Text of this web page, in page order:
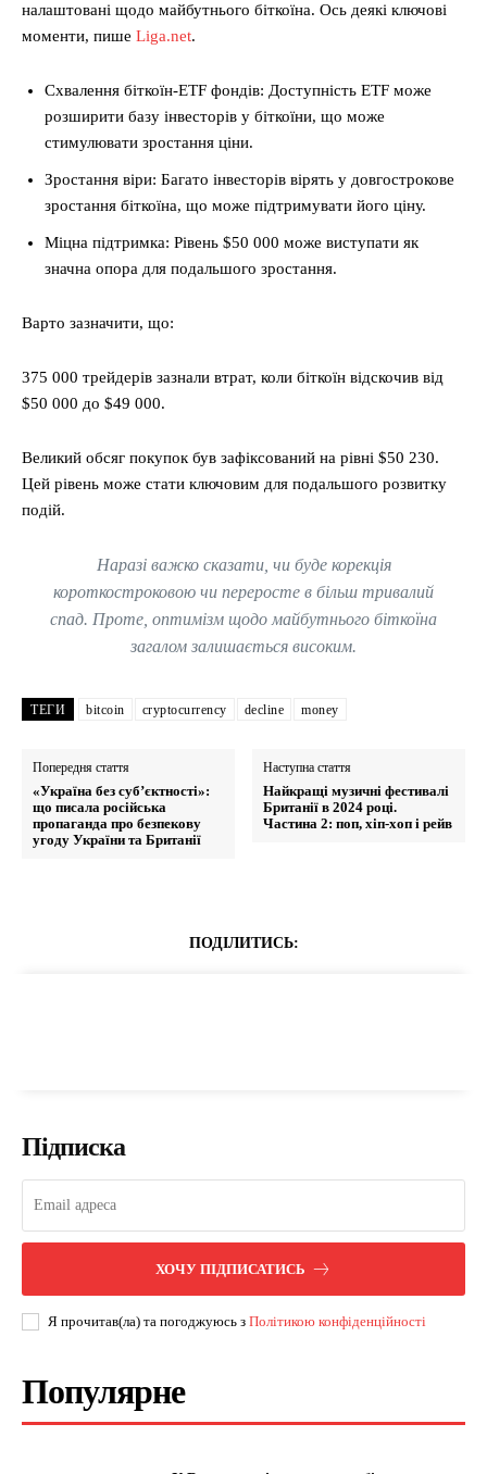
налаштовані щодо майбутнього біткоїна. Ось деякі ключові
моменти, пише Liga.net.
Схвалення біткоїн-ETF фондів: Доступність ETF може
розширити базу інвесторів у біткоїни, що може
стимулювати зростання ціни.
Зростання віри: Багато інвесторів вірять у довгострокове
зростання біткоїна, що може підтримувати його ціну.
Міцна підтримка: Рівень $50 000 може виступати як
значна опора для подальшого зростання.
Варто зазначити, що:
375 000 трейдерів зазнали втрат, коли біткоїн відскочив від
$50 000 до $49 000.
Великий обсяг покупок був зафіксований на рівні $50 230.
Цей рівень може стати ключовим для подальшого розвитку
подій.
Наразі важко сказати, чи буде корекція
короткостроковою чи переросте в більш тривалий
спад. Проте, оптимізм щодо майбутнього біткоїна
загалом залишається високим.
ТЕГИ bitcoin cryptocurrency decline money
Попередня стаття
«Україна без суб’єктності»:
що писала російська
пропаганда про безпекову
угоду України та Британії
Наступна стаття
Найкращі музичні фестивалі
Британії в 2024 році.
Частина 2: поп, хіп-хоп і рейв
ПОДІЛИТИСЬ:
Підписка
ХОЧУ ПІДПИСАТИСЬ
Я прочитав(ла) та погоджуюсь з Політикою конфіденційності
Популярне